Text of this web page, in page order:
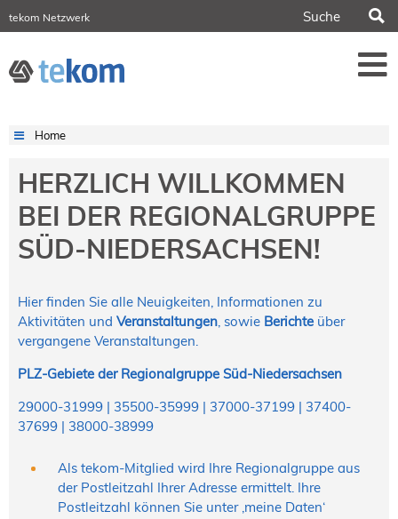
tekom Netzwerk
tech-writer.info
Information Energy
21.-23. April 2027 Online
tekom-Festival
7.-8. Mai 2026 in St. Leon-Rot
Evolution of TC
2.-3. Juni 2026 in Sofia
19. Juni 2026 in Wiesbaden
NORDIC TechKomm Kopenhagen
23.-24. September 2026
10.-12. November, 2026 in Stuttgart
Home
HERZLICH WILLKOMMEN
BEI DER REGIONALGRUPPE
SÜD-NIEDERSACHSEN!
Hier finden Sie alle Neuigkeiten, Informationen zu
Aktivitäten und Veranstaltungen , sowie Berichte über
vergangene Veranstaltungen.
PLZ-Gebiete der Regionalgruppe Süd-Niedersachsen
29000-31999 | 35500-35999 | 37000-37199 | 37400-
37699 | 38000-38999
Als tekom-Mitglied wird Ihre Regionalgruppe aus
der Postleitzahl Ihrer Adresse ermittelt. Ihre
Postleitzahl können Sie unter ‚meine Daten‘